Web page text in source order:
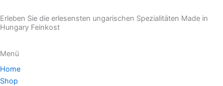
Erleben Sie die erlesensten ungarischen Spezialitäten Made in
Hungary Feinkost
Menü
Home
Shop